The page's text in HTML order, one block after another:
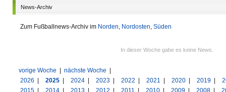
News-Archiv
Zum Fußballnews-Archiv im Norden, Nordosten, Süden
In dieser Woche gabe es keine News.
vorige Woche nächste Woche
2026
2025 2024 2023 2022 2021 2020 2019
2015
2014 2013 2012 2011 2010 2009 2008